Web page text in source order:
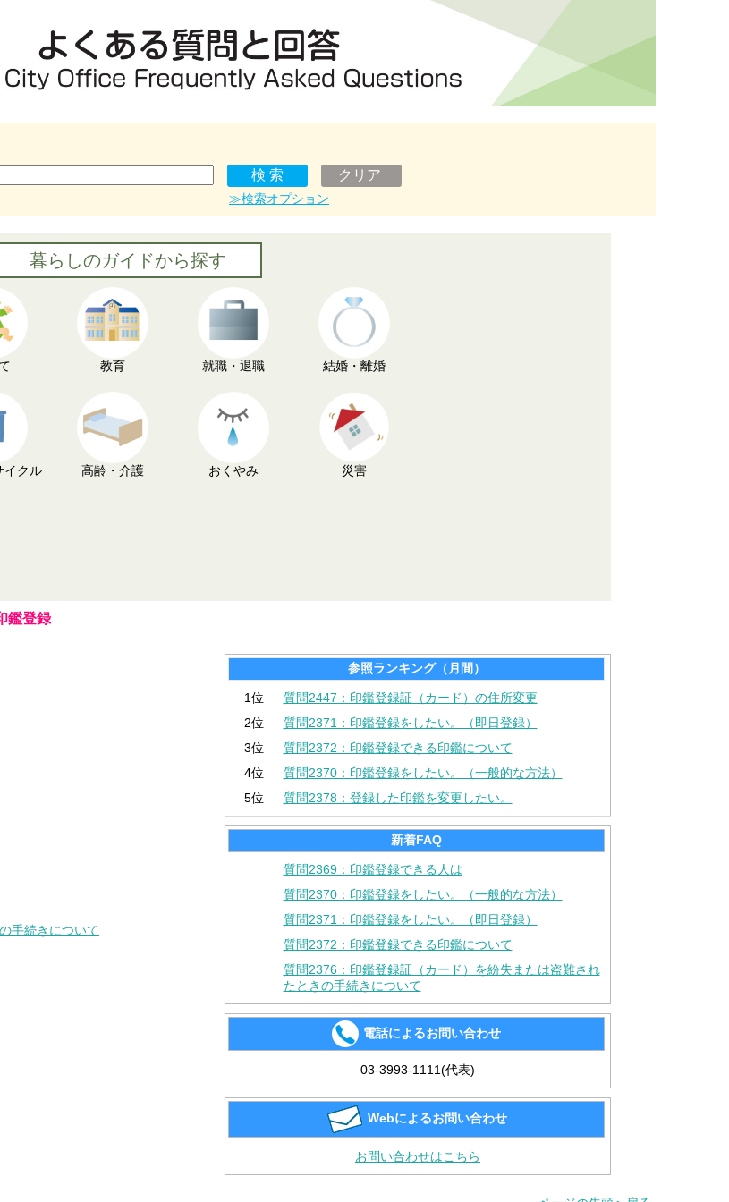
≫検索オプション
暮らしのガイドから探す
教育 就職・退職 結婚・離婚
イクル 高齢・介護 おくやみ 災害
鑑登録
手続きについて
参照ランキング（月間）
1位
質問2447：印鑑登録証（カード）の住所変更
2位
質問2371：印鑑登録をしたい。（即日登録）
3位
質問2372：印鑑登録できる印鑑について
4位
質問2370：印鑑登録をしたい。（一般的な方法）
5位
質問2378：登録した印鑑を変更したい。
新着FAQ
質問2369：印鑑登録できる人は
質問2370：印鑑登録をしたい。（一般的な方法）
質問2371：印鑑登録をしたい。（即日登録）
質問2372：印鑑登録できる印鑑について
質問2376：印鑑登録証（カード）を紛失または盗難され
たときの手続きについて
電話によるお問い合わせ
03-3993-1111(代表)
Webによるお問い合わせ
お問い合わせはこちら